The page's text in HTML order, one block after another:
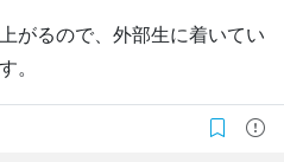
がるので、外部生に着いてい
。